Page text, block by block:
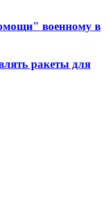
военному в
ракеты для